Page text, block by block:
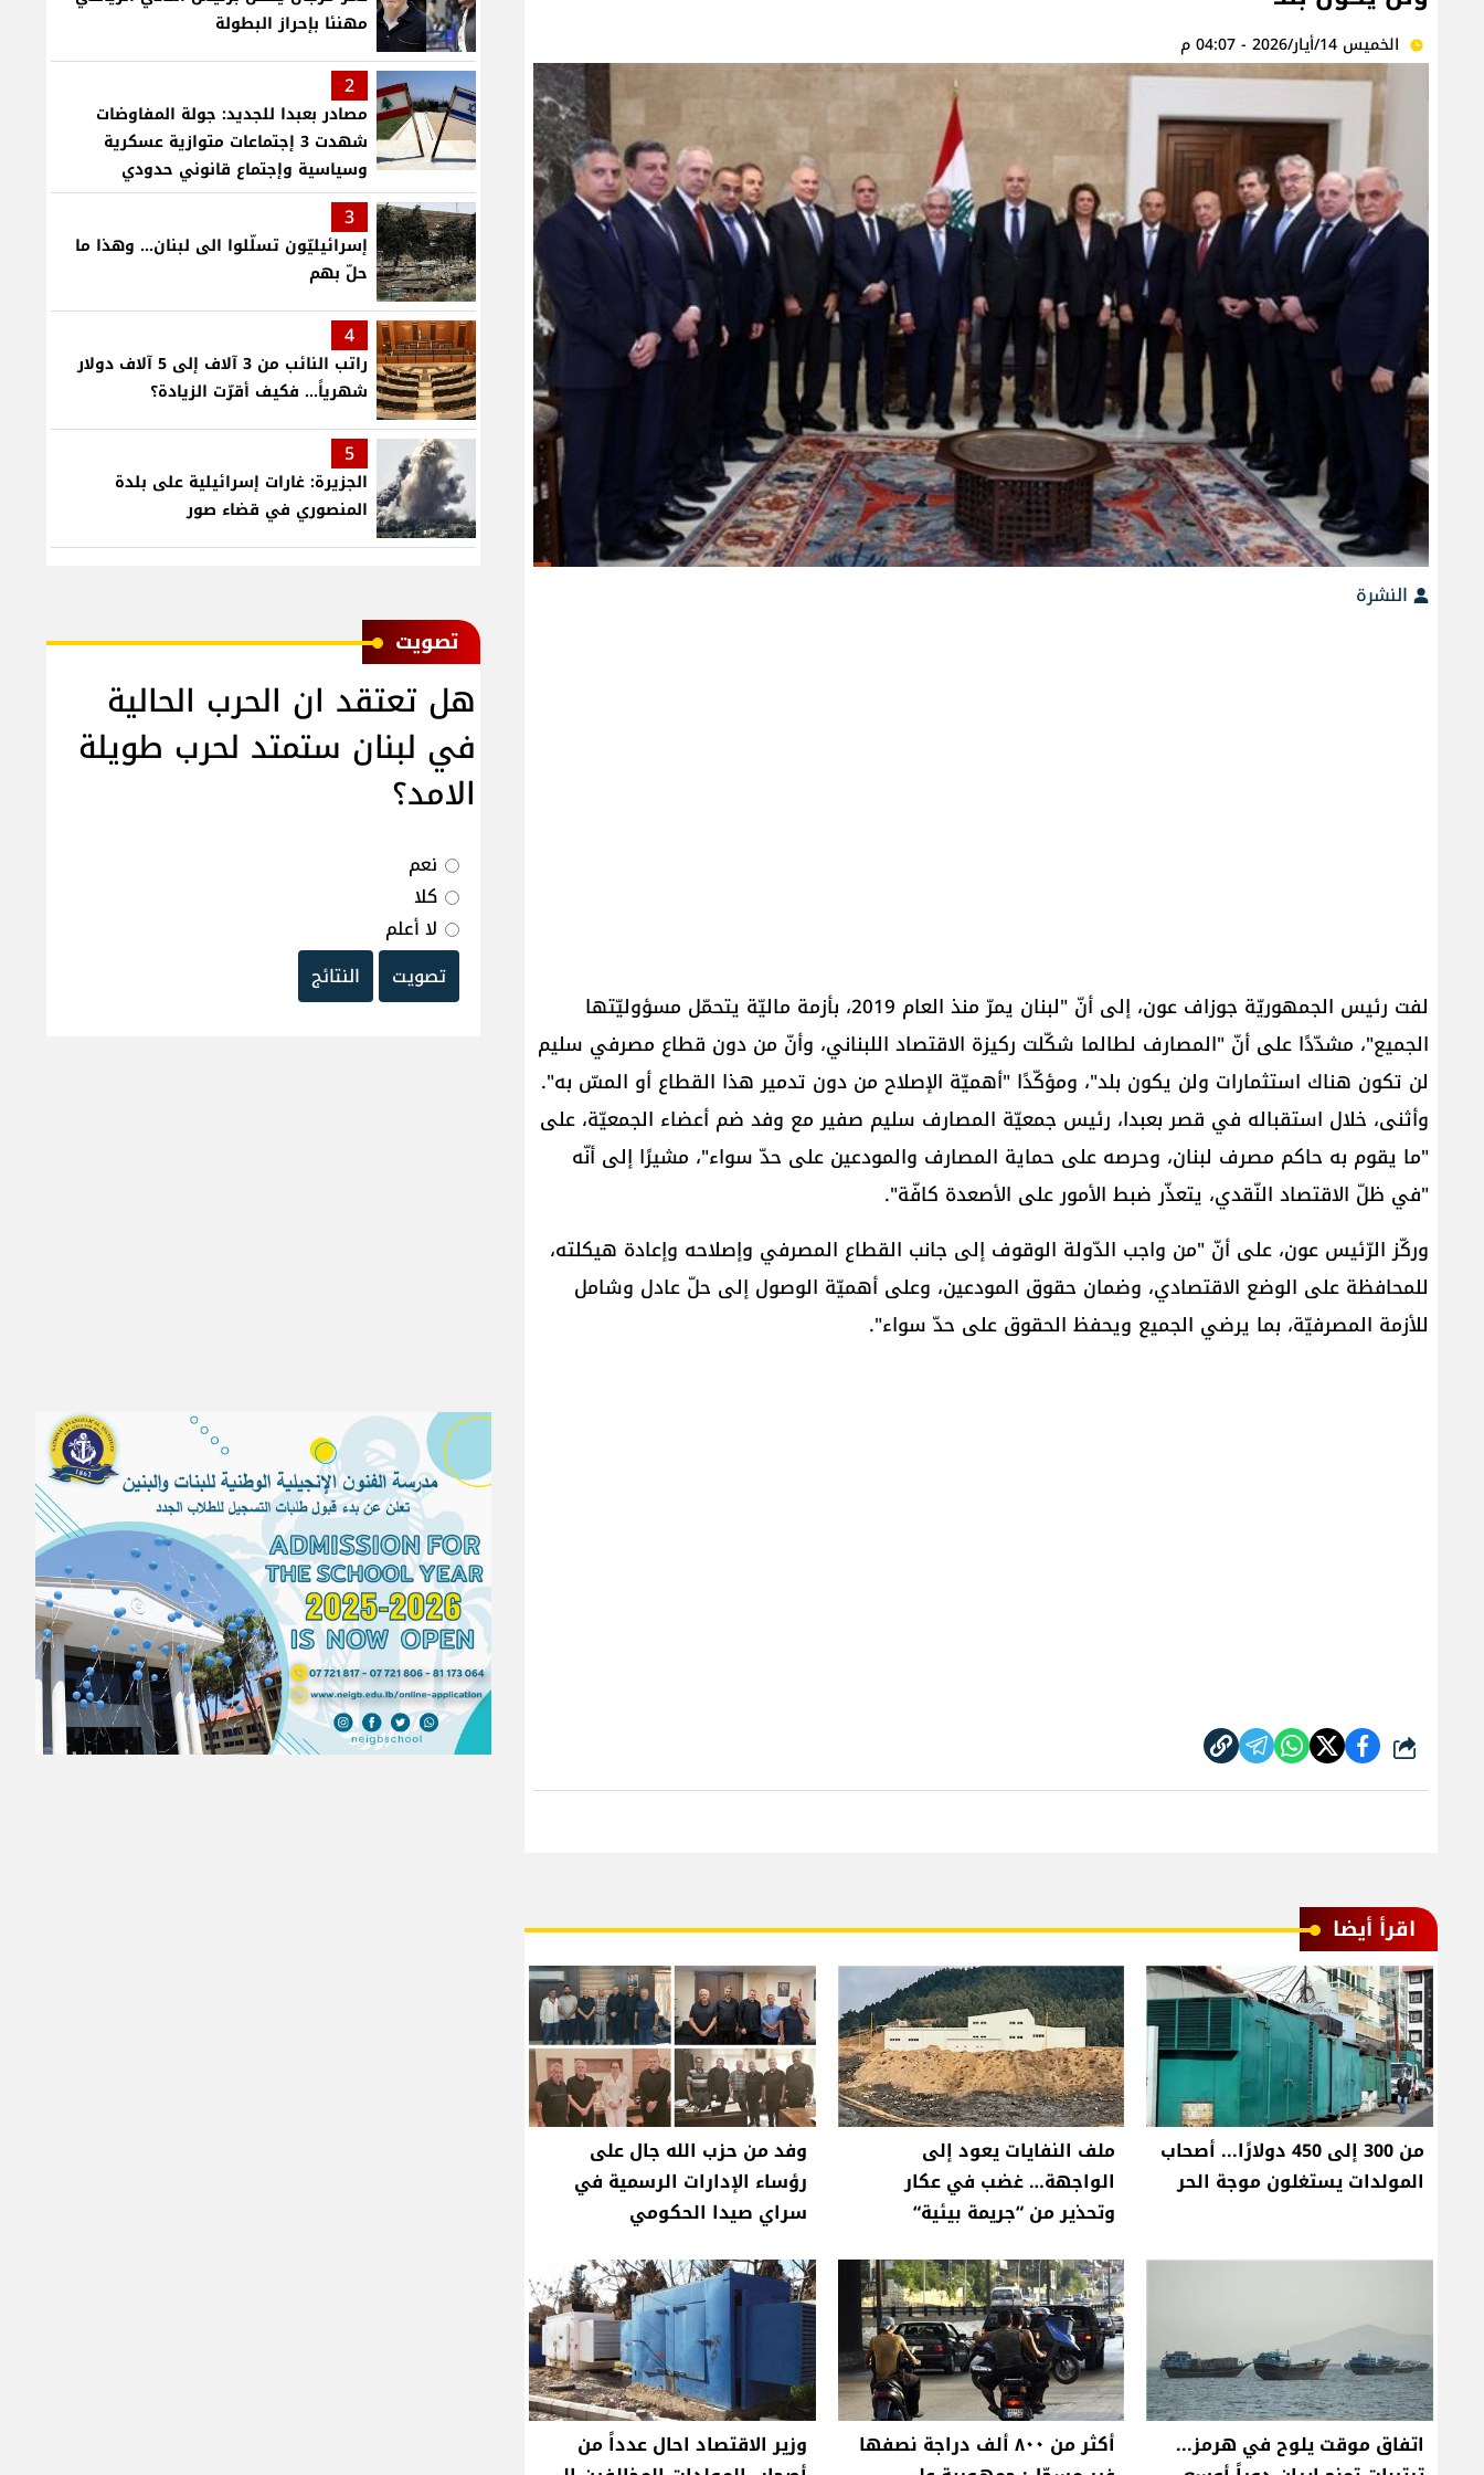
الخميس 14/أيار/2026 - 04:07 م
النشرة
لفت رئيس الجمهوريّة ​جوزاف عون​، إلى أنّ "​لبنان​ يمرّ منذ العام 2019، بأزمة ماليّة يتحمّل مسؤوليّتها
الجميع"، مشدّدًا على أنّ "المصارف لطالما شكّلت ركيزة ​الاقتصاد اللبناني​، وأنّ من دون قطاع مصرفي سليم
لن تكون هناك استثمارات ولن يكون بلد"، ومؤكّدًا "أهميّة الإصلاح من دون تدمير هذا القطاع أو المسّ به".
وأثنى، خلال استقباله في قصر بعبدا، رئيس جمعيّة المصارف ​سليم صفير​ مع وفد ضم أعضاء الجمعيّة، على
"ما يقوم به حاكم ​مصرف لبنان​، وحرصه على حماية المصارف والمودعين على حدّ سواء"، مشيرًا إلى أنّه
"في ظلّ الاقتصاد النّقدي، يتعذّر ضبط الأمور على الأصعدة كافّة".
وركّز الرّئيس عون، على أنّ "من واجب الدّولة الوقوف إلى جانب ​القطاع المصرفي​ وإصلاحه وإعادة هيكلته،
للمحافظة على الوضع الاقتصادي، وضمان حقوق المودعين، وعلى أهميّة الوصول إلى حلّ عادل وشامل
للأزمة المصرفيّة، بما يرضي الجميع ويحفظ الحقوق على حدّ سواء".​
شارك
اقرأ أيضا
من 300 إلى 450 دولارًا... أصحاب
المولدات يستغلون موجة الحر
ملف النفايات يعود إلى
الواجهة… غضب في عكار
وتحذير من “جريمة بيئية“
وفد من حزب الله جال على
رؤساء الإدارات الرسمية في
سراي صيدا الحكومي
اتفاق موقت يلوح في هرمز...
أكثر من ٨٠٠ ألف دراجة نصفها
وزير الاقتصاد احال عدداً من
مهنئا بإحراز البطولة
2
مصادر بعبدا للجديد: جولة المفاوضات
شهدت 3 إجتماعات متوازية عسكرية
وسياسية وإجتماع قانوني حدودي
3
إسرائيليّون تسلّلوا الى لبنان... وهذا ما
حلّ بهم
4
راتب النائب من 3 آلاف إلى 5 آلاف دولار
شهرياً... فكيف أقرّت الزيادة؟
5
الجزيرة: غارات إسرائيلية على بلدة
المنصوري في قضاء صور
ﺗﺼﻮﻳﺖ
هل تعتقد ان الحرب الحالية
في لبنان ستمتد لحرب طويلة
الامد؟
نعم
كلا
لا أعلم
تصويت
النتائج